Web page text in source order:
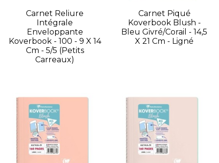
Carnet Reliure
Intégrale
Enveloppante
Koverbook - 100 - 9 X 14
Cm - 5/5 (petits
Carreaux)
Carnet Piqué
Koverbook Blush -
Bleu Givré/Corail - 14,5
X 21 Cm - Ligné